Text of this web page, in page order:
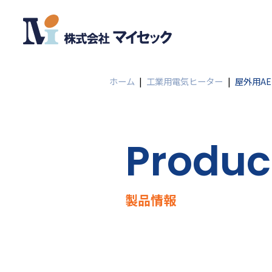
ホーム | 工業用電気ヒーター | 屋外用
製品情報